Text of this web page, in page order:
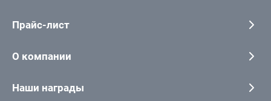
Прайс-лист
О компании
Наши награды